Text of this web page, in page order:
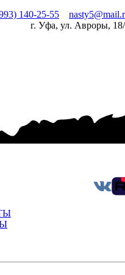
140-25-55
г. Уфа, ул. Авроры,